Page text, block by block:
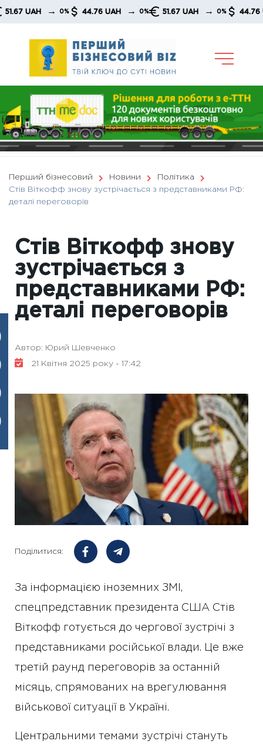
Skip
UAH → 0% 44.76 UAH → 0% 51.67 UAH → 0% 44.76 UAH
Перший бізнесовий Новини
Політика
Стів Віткофф знову зустрічається з представниками РФ:
деталі переговорів
Стів Віткофф знову
зустрічається з
представниками РФ:
деталі переговорів
Автор: Юрий Шевченко
21 Квітня 2025 року - 17:42
Поділитися:
За інформацією іноземних ЗМІ,
спецпредставник президента США Стів
Віткофф готується до чергової зустрічі з
представниками російської влади. Це вже
третій раунд переговорів за останній
місяць, спрямованих на врегулювання
військової ситуації в Україні.
Центральними темами зустрічі стануть